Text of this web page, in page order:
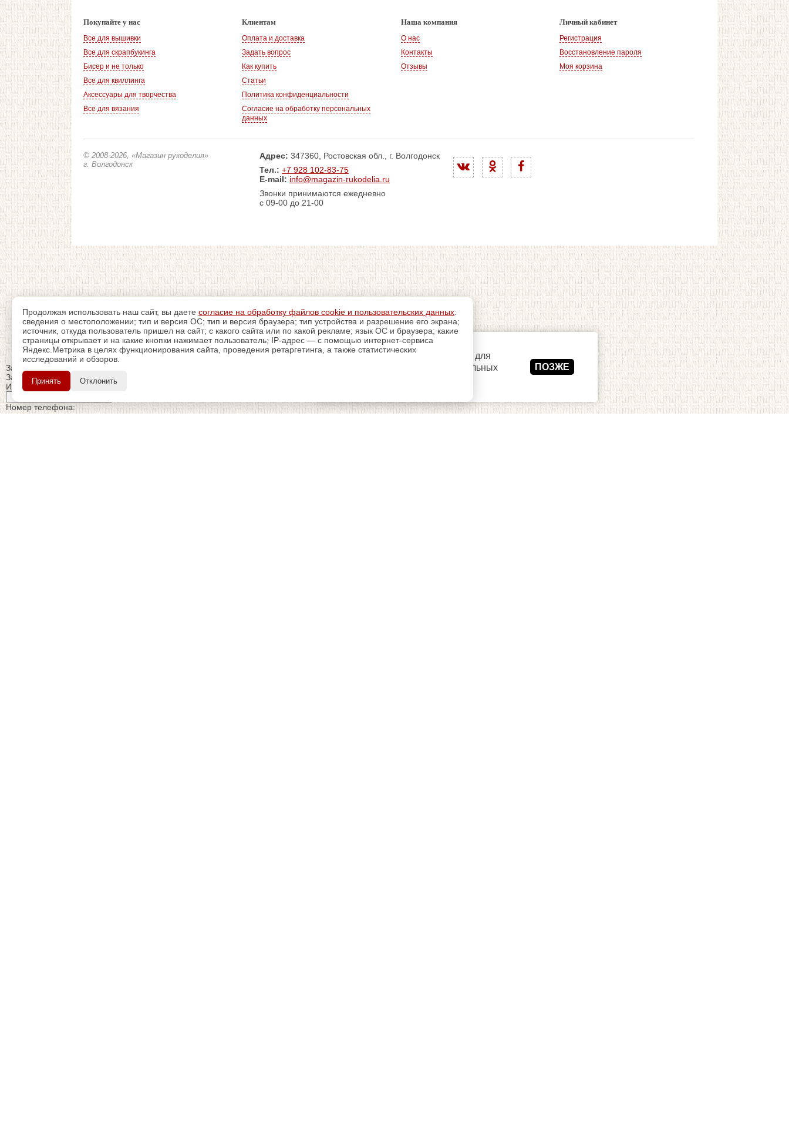
Покупайте у нас
Все для вышивки
Все для скрапбукинга
Бисер и не только
Все для квиллинга
Аксессуары для творчества
Все для вязания
Клиентам
Оплата и доставка
Задать вопрос
Как купить
Статьи
Политика конфиденциальности
Согласие на обработку персональных
данных
Наша компания
О нас
Контакты
Отзывы
Личный кабинет
Регистрация
Восстановление пароля
Моя корзина
© 2008-2026, «Магазин рукоделия»
г. Волгодонск
Адрес: 347360, Ростовская обл., г. Волгодонск
Тел.: +7 928 102-83-75
E-mail: info@magazin-rukodelia.ru
Звонки принимаются ежедневно
с 09-00 до 21-00
Продолжая использовать наш сайт, вы даете согласие на обработку файлов cookie и пользовательских данных:
сведения о местоположении; тип и версия ОС; тип и версия браузера; тип устройства и разрешение его экрана;
источник, откуда пользователь пришел на сайт; с какого сайта или по какой рекламе; язык ОС и браузера; какие
страницы открывает и на какие кнопки нажимает пользователь; IP-адрес — с помощью интернет-сервиса
Яндекс.Метрика в целях функционирования сайта, проведения ретаргетинга, а также статистических
исследований и обзоров.
Принять Отклонить
Закрыть
Заказ обратного звонка
Имя Отчество:
Номер телефона:
с кодом города
Пройдитерегистрацию
для
использования дополнительных
ПОЗЖЕ